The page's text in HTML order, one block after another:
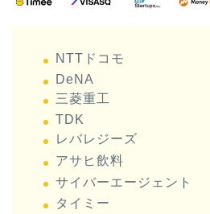
NTTドコモ
DeNA
三菱重工
TDK
レバレジーズ
アサヒ飲料
サイバーエージェント
タイミー